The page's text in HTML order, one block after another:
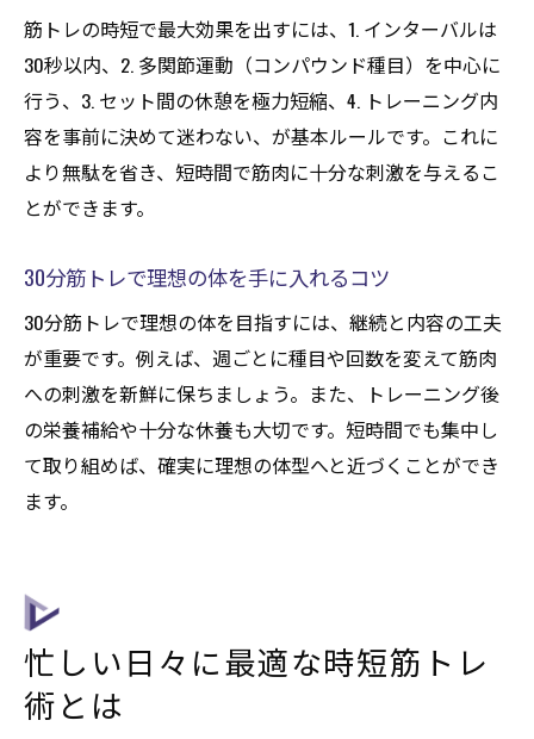
筋トレの時短で最大効果を出すには、1. インターバルは
30秒以内、2. 多関節運動（コンパウンド種目）を中心に
行う、3. セット間の休憩を極力短縮、4. トレーニング内
容を事前に決めて迷わない、が基本ルールです。これに
より無駄を省き、短時間で筋肉に十分な刺激を与えるこ
とができます。
30分筋トレで理想の体を手に入れるコツ
30分筋トレで理想の体を目指すには、継続と内容の工夫
が重要です。例えば、週ごとに種目や回数を変えて筋肉
への刺激を新鮮に保ちましょう。また、トレーニング後
の栄養補給や十分な休養も大切です。短時間でも集中し
て取り組めば、確実に理想の体型へと近づくことができ
ます。
忙しい日々に最適な時短筋トレ
術とは